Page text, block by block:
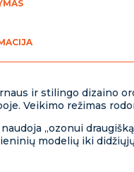
ir stilingo dizaino
Veikimo režimas
„ozonui
modelių iki